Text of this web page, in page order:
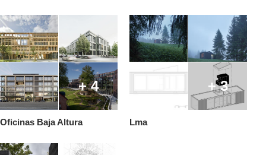
+ 4
Oficinas Baja Altura
+ 3
Lma